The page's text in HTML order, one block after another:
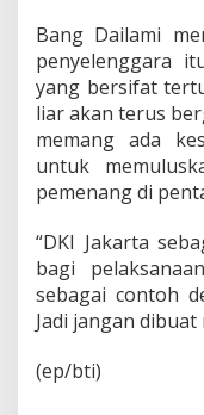
Bang Dailami
penyelenggara
yang bersifat
liar akan terus
memang ada
untuk
pemenang di
“DKI Jakarta
bagi
sebagai contoh
Jadi jangan dibuat
(ep/bti)